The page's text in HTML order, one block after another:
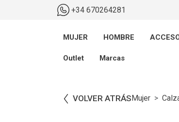
+34 670264281
MUJER HOMBRE
Outlet Marcas
VOLVER ATRÁSMujer